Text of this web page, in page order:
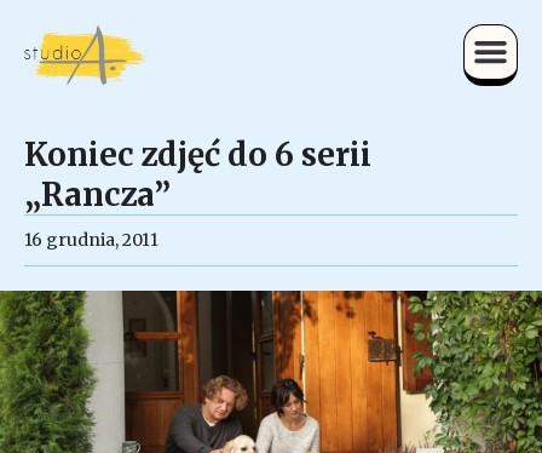
Koniec zdjęć do 6 serii
„Rancza”
16 grudnia, 2011